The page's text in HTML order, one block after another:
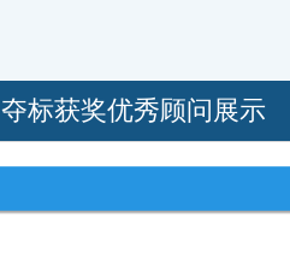
夺标获奖优秀顾问展示